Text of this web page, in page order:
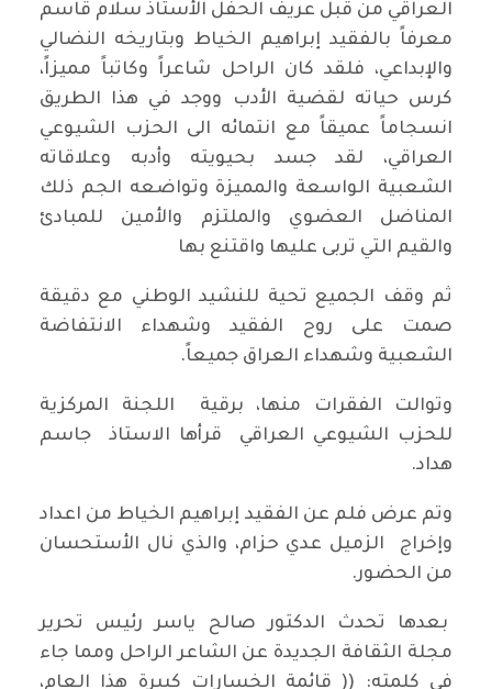
العراقي من قبل عريف الحفل الأستاذ سلام قاسم
معرفاً بالفقيد إبراهيم الخياط وبتاريخه النضالي
والإبداعي، فلقد كان الراحل شاعراً وكاتباً مميزاً،
كرس حياته لقضية الأدب ووجد في هذا الطريق
انسجاماً عميقاً مع انتمائه الى الحزب الشيوعي
العراقي، لقد جسد بحيويته وأدبه وعلاقاته
الشعبية الواسعة والمميزة وتواضعه الجم ذلك
المناضل العضوي والملتزم والأمين للمبادئ
والقيم التي تربى عليها واقتنع بها
ثم وقف الجميع تحية للنشيد الوطني مع دقيقة
صمت على روح الفقيد وشهداء الانتفاضة
الشعبية وشهداء العراق جميعاً.
وتوالت الفقرات منها، برقية اللجنة المركزية
للحزب الشيوعي العراقي قرأها الاستاذ جاسم
هداد.
وتم عرض فلم عن الفقيد إبراهيم الخياط من اعداد
وإخراج الزميل عدي حزام، والذي نال الأستحسان
من الحضور.
بعدها تحدث الدكتور صالح ياسر رئيس تحرير
مجلة الثقافة الجديدة عن الشاعر الراحل ومما جاء
في كلمته: (( قائمة الخسارات كبيرة هذا العام،